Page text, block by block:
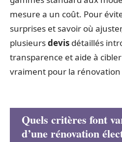
mesure a un coût. Pour
surprises et savoir où
plusieursdevis détaillés
transparence et aide à
vraiment pour la rénovation
Quels critères font
d’une rénovation